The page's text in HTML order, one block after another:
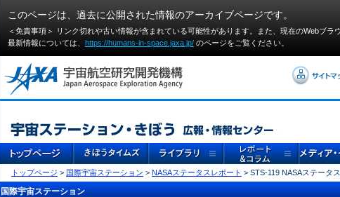
このページは、過去に公開された情報のアーカイブページです。
＜免責事項＞ リンク切れや古い情報が含まれている可能性があります。また、現在のWebブラ
最新情報については、 https://humans-in-space.jaxa.jp/ のページをご覧ください。
トップページ > 国際宇宙ステーション > NASAステータスレポート > STS-119 NASAステータ
国際宇宙ステーション